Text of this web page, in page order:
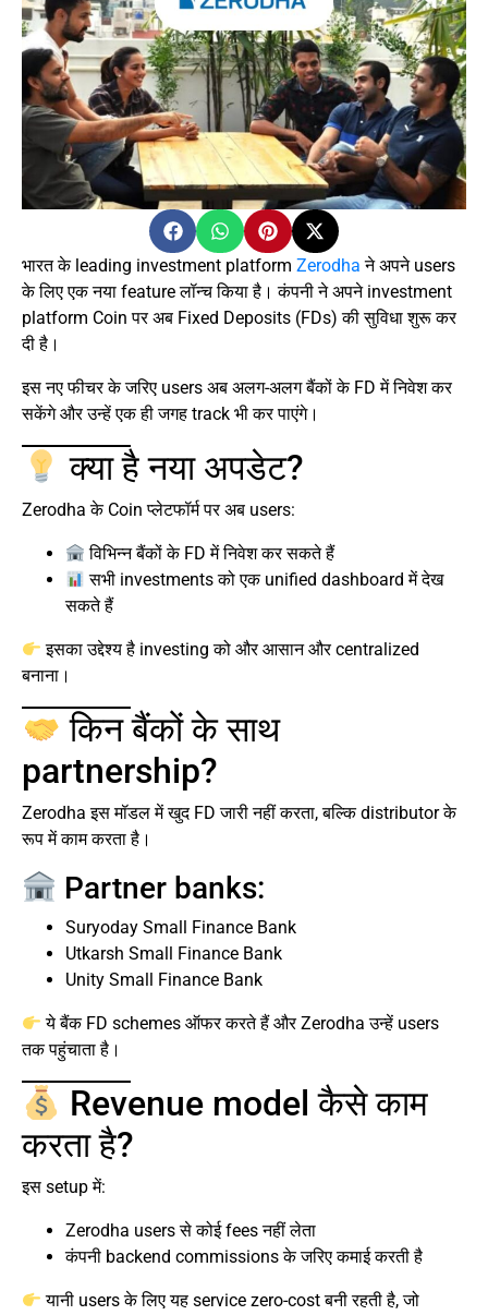
भारत के leading investment platform Zerodha ने अपने users
के लिए एक नया feature लॉन्च किया है। कंपनी ने अपने investment
platform Coin पर अब Fixed Deposits (FDs) की सुविधा शुरू कर
दी है।
इस नए फीचर के जरिए users अब अलग-अलग बैंकों के FD में निवेश कर
सकेंगे और उन्हें एक ही जगह track भी कर पाएंगे।
क्या है नया अपडेट?
Zerodha के Coin प्लेटफॉर्म पर अब users:
विभिन्न बैंकों के FD में निवेश कर सकते हैं
सभी investments को एक unified dashboard में देख
सकते हैं
इसका उद्देश्य है investing को और आसान और centralized
बनाना।
किन बैंकों के साथ
partnership?
Zerodha इस मॉडल में खुद FD जारी नहीं करता, बल्कि distributor के
रूप में काम करता है।
Partner banks:
Suryoday Small Finance Bank
Utkarsh Small Finance Bank
Unity Small Finance Bank
ये बैंक FD schemes ऑफर करते हैं और Zerodha उन्हें users
तक पहुंचाता है।
Revenue model कैसे काम
करता है?
इस setup में:
Zerodha users से कोई fees नहीं लेता
कंपनी backend commissions के जरिए कमाई करती है
यानी users के लिए यह service zero-cost बनी रहती है, जो